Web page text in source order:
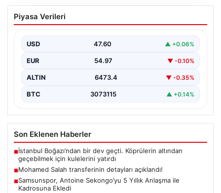
Mohamed Salah transferinin detayları
açıklandı!
Piyasa Verileri
USD 47.60 ▲ +0.06%
EUR 54.97 ▼ -0.10%
ALTIN 6473.4 ▼ -0.35%
BTC 3073115 ▲ +0.14%
Son Eklenen Haberler
■İstanbul Boğazı’ndan bir dev geçti. Köprülerin altından
geçebilmek için kulelerini yatırdı
■Mohamed Salah transferinin detayları açıklandı!
■Samsunspor, Antoine Sekongo’yu 5 Yıllık Anlaşma ile
Kadrosuna Ekledi